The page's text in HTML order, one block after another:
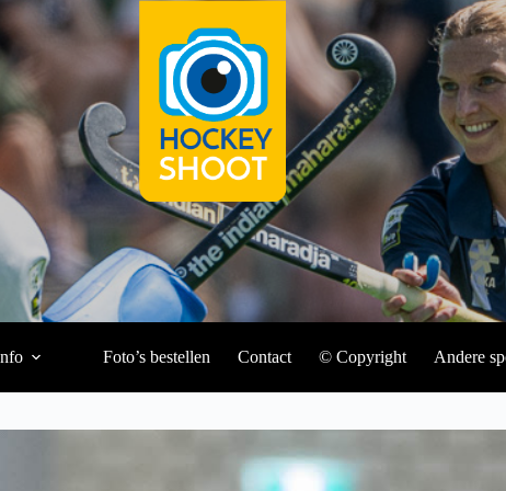
Foto’s bestellen Contact © Copyright Andere